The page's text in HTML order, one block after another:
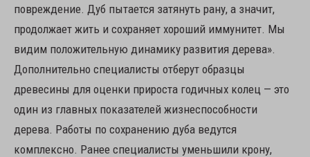
повреждение. Дуб пытается затянуть рану, а значит,
продолжает жить и сохраняет хороший иммунитет. Мы
видим положительную динамику развития дерева».
Дополнительно специалисты отберут образцы
древесины для оценки прироста годичных колец — это
один из главных показателей жизнеспособности
дерева. Работы по сохранению дуба ведутся
комплексно. Ранее специалисты уменьшили крону,